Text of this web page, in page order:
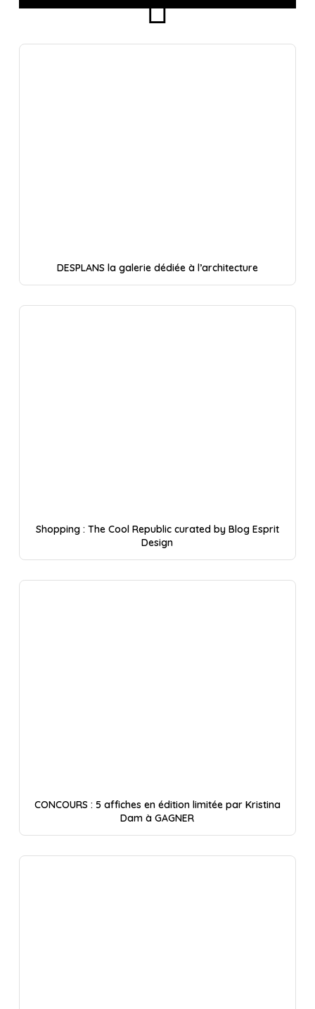
DESPLANS la galerie dédiée à l’architecture
Shopping : The Cool Republic curated by Blog Esprit
Design
CONCOURS : 5 affiches en édition limitée par Kristina
Dam à GAGNER